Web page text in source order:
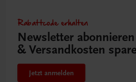
Rabattcode erhalten
Newsletter abonnieren
& Versandkosten
Jetzt anmelden